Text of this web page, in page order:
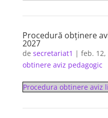
Procedură obţinere
2027
de secretariat1 | feb. 12,
obtinere aviz pedagogic
Procedura obtinere aviz